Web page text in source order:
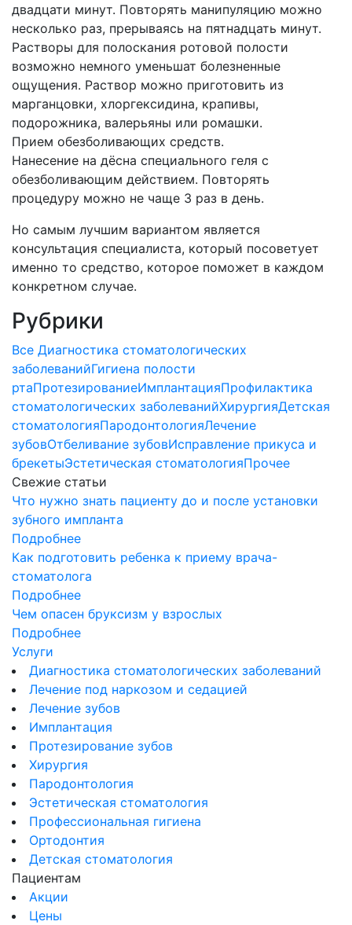
двадцати минут. Повторять манипуляцию можно
несколько раз, прерываясь на пятнадцать минут.
Растворы для полоскания ротовой полости
возможно немного уменьшат болезненные
ощущения. Раствор можно приготовить из
марганцовки, хлоргексидина, крапивы,
подорожника, валерьяны или ромашки.
Прием обезболивающих средств.
Нанесение на дёсна специального геля с
обезболивающим действием. Повторять
процедуру можно не чаще 3 раз в день.
Но самым лучшим вариантом является
консультация специалиста, который посоветует
именно то средство, которое поможет в каждом
конкретном случае.
Рубрики
Все Диагностика стоматологических
заболеванийГигиена полости
ртаПротезированиеИмплантацияПрофилактика
стоматологических заболеванийХирургияДетская
стоматологияПародонтологияЛечение
зубовОтбеливание зубовИсправление прикуса и
брекетыЭстетическая стоматологияПрочее
Свежие статьи
Что нужно знать пациенту до и после установки
зубного импланта
Подробнее
Как подготовить ребенка к приему врача-
стоматолога
Подробнее
Чем опасен бруксизм у взрослых
Подробнее
Услуги
Диагностика стоматологических заболеваний
Лечение под наркозом и седацией
Лечение зубов
Имплантация
Протезирование зубов
Хирургия
Пародонтология
Эстетическая стоматология
Профессиональная гигиена
Ортодонтия
Детская стоматология
Пациентам
Акции
Цены